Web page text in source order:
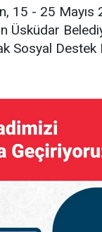
15 - 25 Mayıs
Üsküdar
Sosyal Destek